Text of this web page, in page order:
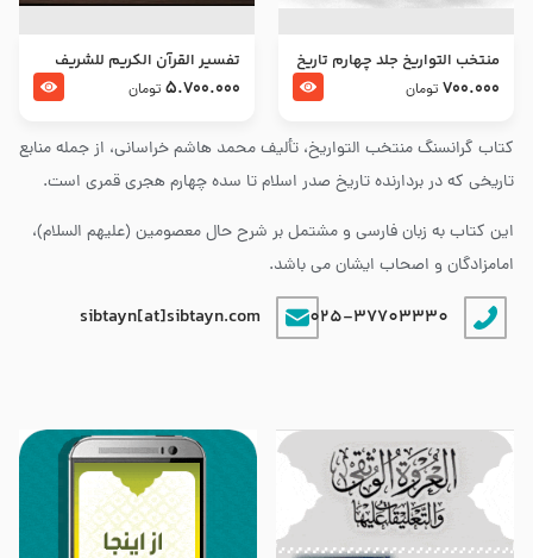
کتاب گرانسنگ منتخب التواريخ، تألیف محمد هاشم خراسانی، از جمله منابع
تاریخی که در بردارنده تاریخ صدر اسلام تا سده چهارم هجری قمری است.
این کتاب به زبان فارسی و مشتمل بر شرح حال معصومین (علیهم السلام)،
امامزادگان و اصحاب ایشان می باشد.
025-37703330
sibtayn[at]sibtayn.com
منتخب التواریخ جلد چهارم تاریخ
امام زین العابدین و امام محمد
700.000 تومان
تفسير القرآن الكريم للشريف
المرتضي قدس سرّه
5.700.000 تومان